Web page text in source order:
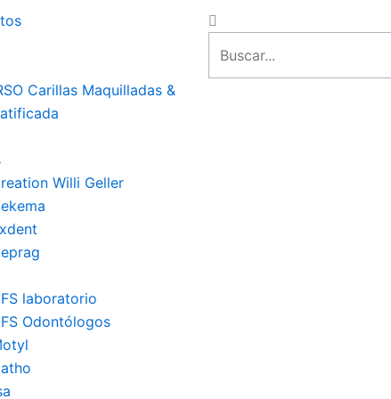
Carillas Maquilladas &
Willi Geller
Deprag
laboratorio
Odontólogos
Close